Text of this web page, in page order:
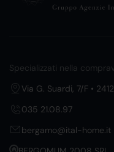
Specializzati nella
Via G. Suardi, 7/F •
035 21.08.97
bergamo@ital-home.it